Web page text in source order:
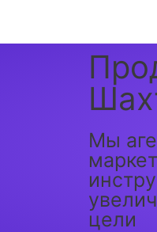
Мы
цели